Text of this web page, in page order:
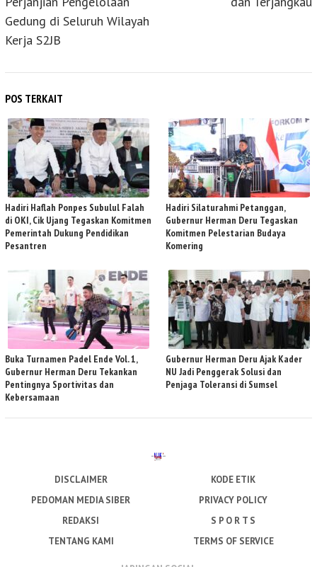
Gedung di Seluruh Wilayah
Kerja S2JB
POS TERKAIT
Hadiri Haflah Ponpes Subulul Falah
di OKI, Cik Ujang Tegaskan Komitmen
Pemerintah Dukung Pendidikan
Pesantren
Hadiri Silaturahmi Petanggan,
Gubernur Herman Deru Tegaskan
Komitmen Pelestarian Budaya
Komering
Buka Turnamen Padel Ende Vol. 1,
Gubernur Herman Deru Tekankan
Pentingnya Sportivitas dan
Kebersamaan
Gubernur Herman Deru Ajak Kader
NU Jadi Penggerak Solusi dan
Penjaga Toleransi di Sumsel
DISCLAIMER
KODE ETIK
PEDOMAN MEDIA SIBER
PRIVACY POLICY
REDAKSI
S P O R T S
TENTANG KAMI
TERMS OF SERVICE